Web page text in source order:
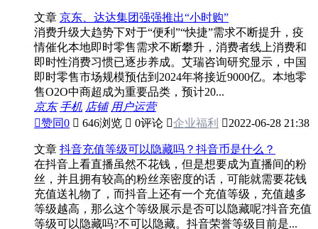
文章 京东、达达集团强强推出“小时购”
消费升级大趋势下对于“便利”“快捷”需求不断提升，疫
情催化本地即时零售需求不断攀升，消费者线上消费和
即时性消费习惯已逐步养成。艾瑞咨询研究显示，中国
即时零售市场规模预估到2024年将接近9000亿。本地零
售O2O中商超成为重要品类，预计20...
京东 手机 店铺 用户运营
赞同0  646浏览  0评论 企业福利 2022-06-28 21:38
文章 抖音充值等级可以隐藏吗？抖音币是什么？
在抖音上看直播虽然不花钱，但是想要成为直播间的粉
丝，并且拥有较高的粉丝亲密度的话，可能就需要花钱
充值送礼物了，而抖音上还有一个充值等级，充值越多
等级越高，那么这个等级展示是否可以隐藏呢?抖音充值
等级可以隐藏吗?不可以隐藏。抖音荣誉等级目前是...